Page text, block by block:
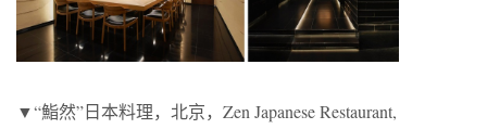
▼“鮨然”日本料理，北京，Zen Japanese Restaurant,